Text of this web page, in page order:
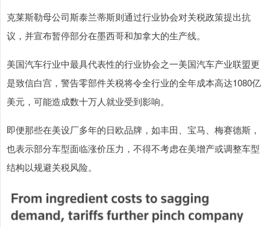
克莱斯勒母公司斯泰兰蒂斯则通过行业协会对关税政策提出抗
议，并宣布暂停部分在墨西哥和加拿大的生产线。
美国汽车行业中最具代表性的行业协会之一美国汽车产业联盟更
是致信白宫，警告零部件关税将令全行业的全年成本高达1080亿
美元，可能造成数十万人就业受到影响。
即便那些在美设厂多年的日欧品牌，如丰田、宝马、梅赛德斯，
也表示部分车型面临涨价压力，不得不考虑在美增产或调整车型
结构以规避关税风险。